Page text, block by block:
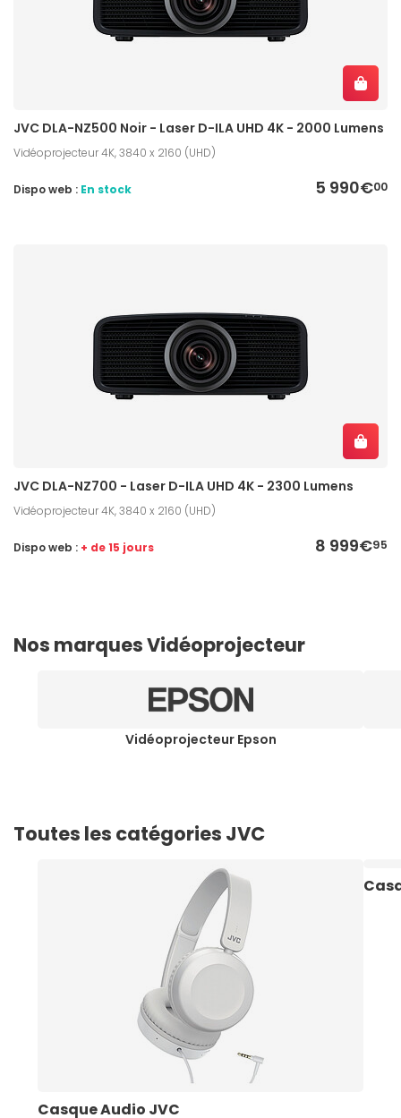
JVC DLA-NZ500 Noir - Laser D-ILA UHD 4K - 2000 Lumens
Vidéoprojecteur 4K, 3840 x 2160 (UHD)
5 990€00
Dispo web : En stock
JVC DLA-NZ700 - Laser D-ILA UHD 4K - 2300 Lumens
Vidéoprojecteur 4K, 3840 x 2160 (UHD)
8 999€95
Dispo web : + de 15 jours
Nos marques Vidéoprojecteur
Vidéoprojecteur Epson
Toutes les catégories JVC
Casque Audio JVC